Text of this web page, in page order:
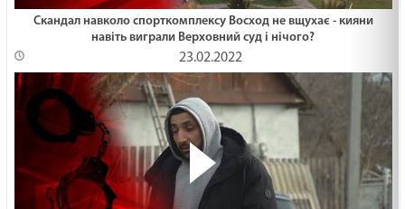
Скандал навколо спорткомплексу Восход не вщухає - кияни
навіть виграли Верховний суд і нічого?
23.02.2022